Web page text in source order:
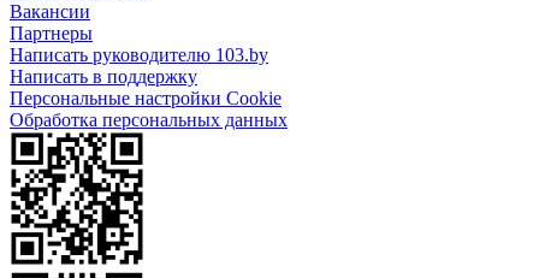
Вакансии
Партнеры
Написать руководителю 103.by
Написать в поддержку
Персональные настройки Cookie
Обработка персональных данных